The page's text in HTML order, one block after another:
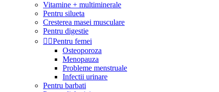
Vitamine + multiminerale
Pentru silueta
Cresterea masei musculare
Pentru digestie
 Pentru femei
Osteoporoza
Menopauza
Probleme menstruale
Infectii urinare
Pentru barbati